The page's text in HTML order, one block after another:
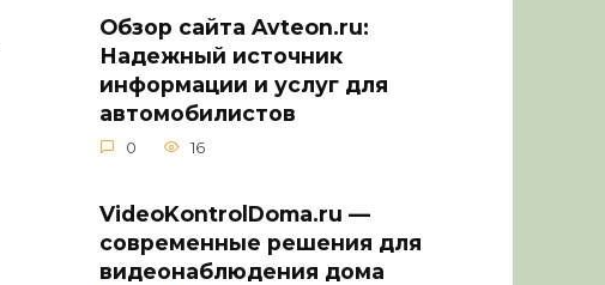
Обзор сайта Avteon.ru:
Надежный источник
информации и услуг для
автомобилистов
0 16
VideoKontrolDoma.ru —
современные решения для
видеонаблюдения дома